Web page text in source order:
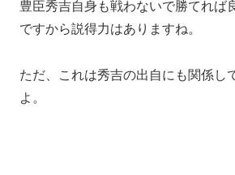
豊臣秀吉自身も戦わないで勝てれば
ですから説得力はありますね。
ただ、これは秀吉の出自にも関係し
よ。